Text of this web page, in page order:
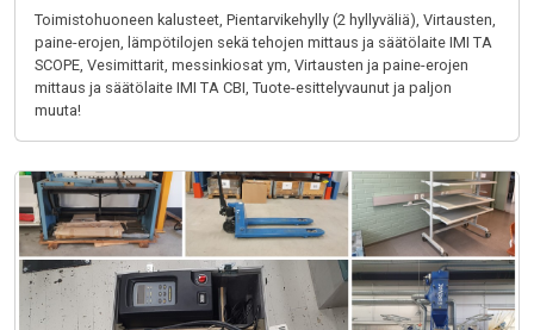
Toimistohuoneen kalusteet, Pientarvikehylly (2 hyllyväliä), Virtausten,
paine-erojen, lämpötilojen sekä tehojen mittaus ja säätölaite IMI TA
SCOPE, Vesimittarit, messinkiosat ym, Virtausten ja paine-erojen
mittaus ja säätölaite IMI TA CBI, Tuote-esittelyvaunut ja paljon
muuta!